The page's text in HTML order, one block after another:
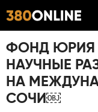
ФОНД ЮРИЯ
НАУЧНЫЕ
НА
СОЧИ￼